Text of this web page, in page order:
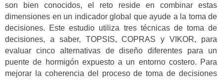
son bien conocidos, el reto reside en combinar estas
dimensiones en un indicador global que ayude a la toma de
decisiones. Este estudio utiliza tres técnicas de toma de
decisiones, a saber, TOPSIS, COPRAS y VIKOR, para
evaluar cinco alternativas de diseño diferentes para un
puente de hormigón expuesto a un entorno costero. Para
mejorar la coherencia del proceso de toma de decisiones